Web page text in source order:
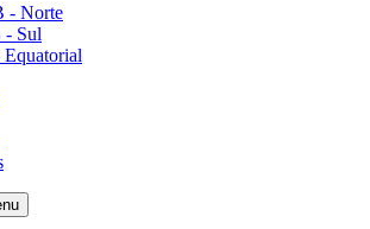
- Norte
- Sul